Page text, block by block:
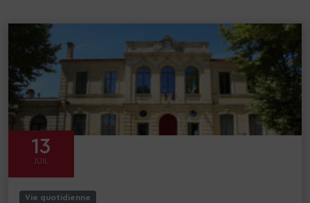
13
JUIL
Vie quotidienne